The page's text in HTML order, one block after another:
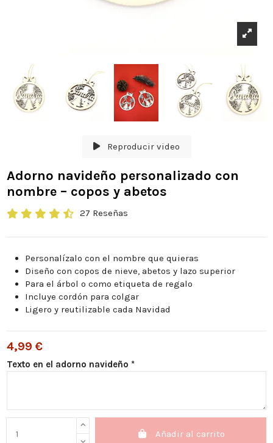
Reproducir video
Adorno navideño personalizado con
nombre – copos y abetos
27 Reseñas
Personalízalo con el nombre que quieras
Diseño con copos de nieve, abetos y lazo superior
Para el árbol o como etiqueta de regalo
Incluye cordón para colgar
Ligero y reutilizable cada Navidad
4,99 €
Texto en el adorno navideño *
Añadir al carrito